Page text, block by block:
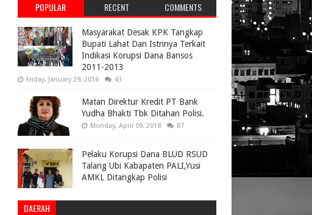
POPULAR RECENT COMMENTS
Masyarakat Desak KPK Tangkap
Bupati Lahat Dan Istrinya Terkait
Indikasi Korupsi Dana Bansos
2011-2013
Friday, January 29, 2016 43
Matan Direktur Kredit PT Bank
Yudha Bhakti Tbk Ditahan Polisi.
Monday, April 09, 2018 87
Pelaku Korupsi Dana BLUD RSUD
Talang Ubi Kabapaten PALI,Yusi
AMKL Ditangkap Polisi
DAERAH